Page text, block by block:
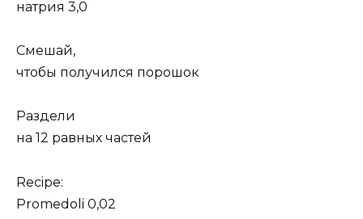
натрия 3,0
Смешай,
чтобы получился порошок
Раздели
на 12 равных частей
Recipe:
Promedoli 0,02